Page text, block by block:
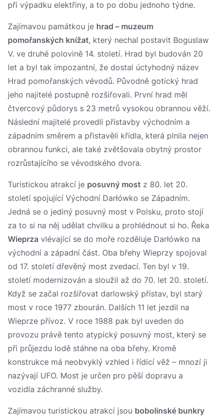
při výpadku elektřiny, a to po dobu jednoho týdne.
Zajímavou památkou je hrad – muzeum
pomořanských knížat, který nechal postavit Boguslaw
V. ve druhé polovině 14. století. Hrad byl budován 20
let a byl tak impozantní, že dostal úctyhodný název
Hrad pomořanských vévodů. Původně gotický hrad
jeho najitelé postupně rozšiřovali. První hrad měl
čtvercový půdorys s 23 metrů vysokou obrannou věží.
Následní majitelé provedli přístavby východním a
západním směrem a přistavěli křídla, která plnila nejen
obrannou funkci, ale také zvětšovala obytný prostor
rozrůstajícího se vévodského dvora.
Turistickou atrakcí je posuvný most z 80. let 20.
století spojující Východní Darłówko se Západním.
Jedná se o jediný posuvný most v Polsku, proto stojí
za to si na něj udělat chvilku a prohlédnout si ho. Řeka
Wieprza vlévající se do moře rozděluje Darłówko na
východní a západní část. Oba břehy Wieprzy spojoval
od 17. století dřevěný most zvedací. Ten byl v 19.
století modernizován a sloužil až do 70. let 20. století.
Když se začal rozšiřovat darlowský přístav, byl starý
most v roce 1977 zbourán. Dalších 11 let jezdil na
Wieprze přívoz. V roce 1988 pak byl uveden do
provozu právě tento atypický posuvný most, který se
při průjezdu lodě stáhne na oba břehy. Kromě
konstrukce má neobvyklý vzhled i řídicí věž – mnozí ji
nazývají UFO. Most je určen pro pěší dopravu a
vozidla záchranné služby.
Zajímavou turistickou atrakcí jsou bobolinské bunkry